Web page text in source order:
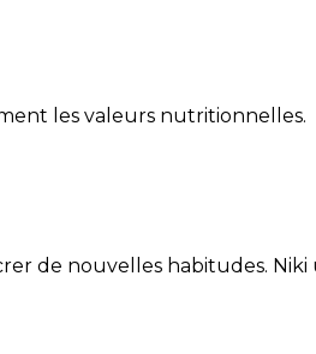
les valeurs nutritionnelles.
de nouvelles habitudes.